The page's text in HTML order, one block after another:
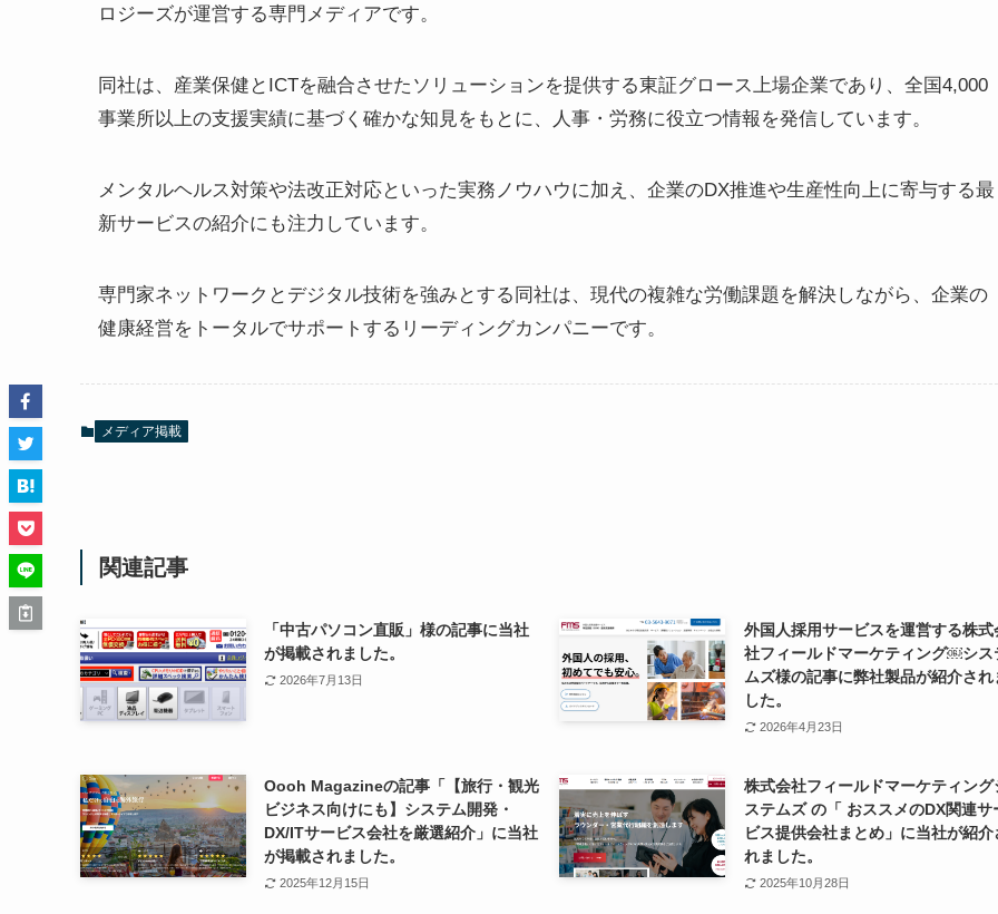
ロジーズが運営する専門メディアです。
同社は、産業保健とICTを融合させたソリューションを提供する東証グロース上場企業であり、全国4,000
事業所以上の支援実績に基づく確かな知見をもとに、人事・労務に役立つ情報を発信しています。
メンタルヘルス対策や法改正対応といった実務ノウハウに加え、企業のDX推進や生産性向上に寄与する最
新サービスの紹介にも注力しています。
専門家ネットワークとデジタル技術を強みとする同社は、現代の複雑な労働課題を解決しながら、企業の
健康経営をトータルでサポートするリーディングカンパニーです。
メディア掲載
関連記事
「中古パソコン直販」様の記事に当社
が掲載されました。
2026年7月13日
外国人採用サービスを運営する株式
社フィールドマーケティング￼シス
ムズ様の記事に弊社製品が紹介され
した。
2026年4月23日
Oooh Magazineの記事「【旅行・観光
ビジネス向けにも】システム開発・
DX/ITサービス会社を厳選紹介」に当社
が掲載されました。
2025年12月15日
株式会社フィールドマーケティング
ステムズ の「 おススメのDX関連サ
ビス提供会社まとめ」に当社が紹介
れました。
2025年10月28日